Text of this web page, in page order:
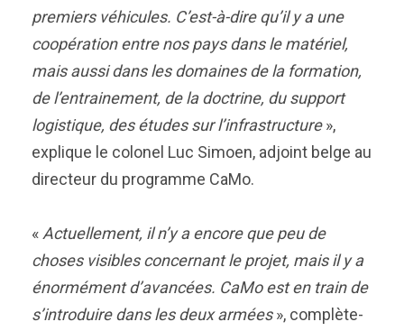
premiers véhicules. C’est-à-dire qu’il y a une
coopération entre nos pays dans le matériel,
mais aussi dans les domaines de la formation,
de l’entrainement, de la doctrine, du support
logistique, des études sur l’infrastructure»,
explique le colonel Luc Simoen, adjoint belge au
directeur du programme CaMo.
« Actuellement, il n’y a encore que peu de
choses visibles concernant le projet, mais il y a
énormément d’avancées. CaMo est en train de
s’introduire dans les deux armées», complète-